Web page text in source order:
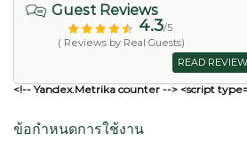
Guest Reviews
4.3/5
( Reviews by Real Guests)
READ
<!-- Yandex.Metrika counter --> <script
ข้อกำหนดการใช้งาน